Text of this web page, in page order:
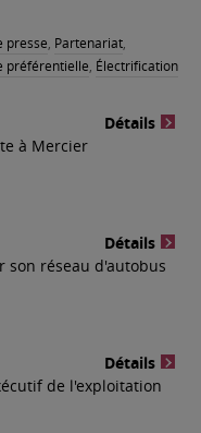
presse, Partenariat,
préférentielle, Électrification
Détails
à Mercier
Détails
son réseau d'autobus
Détails
de l'exploitation